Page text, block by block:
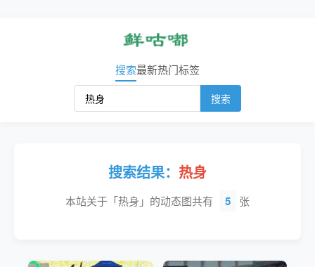
搜索最新热门标签
搜索
搜索结果： 热身
本站关于「热身」的动态图共有 5 张